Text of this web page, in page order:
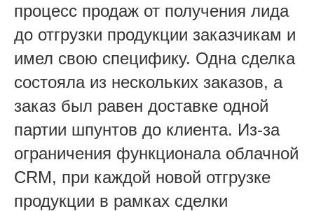
процесс продаж от получения лида
до отгрузки продукции заказчикам и
имел свою специфику. Одна сделка
состояла из нескольких заказов, а
заказ был равен доставке одной
партии шпунтов до клиента. Из-за
ограничения функционала облачной
CRM, при каждой новой отгрузке
продукции в рамках сделки